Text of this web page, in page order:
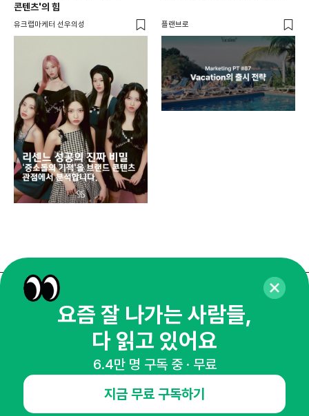
콘텐츠'의 힘
유크랩마케터 선우의성 플랜브로
매주 화요일 아침,
마케팅 감각을 깨워 드릴게요!
65,043명의 마케터를 성장시키는 뉴스레터
요즘 잘 나가는 사람들,
다 읽고 있어요
6.4만 명 구독 중 · 무료
지금 무료 구독하기